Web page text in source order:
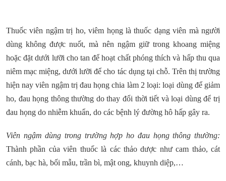
Thuốc viên ngậm trị ho, viêm họng là thuốc dạng viên mà người
dùng không được nuốt, mà nên ngậm giữ trong khoang miệng
hoặc đặt dưới lưỡi cho tan để hoạt chất phóng thích và hấp thu qua
niêm mạc miệng, dưới lưỡi để cho tác dụng tại chỗ. Trên thị trường
hiện nay viên ngậm trị đau họng chia làm 2 loại: loại dùng để giảm
ho, đau họng thông thường do thay đổi thời tiết và loại dùng để trị
đau họng do nhiễm khuẩn, do các bệnh lý đường hô hấp gây ra.
Viên ngậm dùng trong trường hợp ho đau họng thông thường:
Thành phần của viên thuốc là các thảo dược như cam thảo, cát
cánh, bạc hà, bối mẫu, trần bì, mật ong, khuynh diệp,…